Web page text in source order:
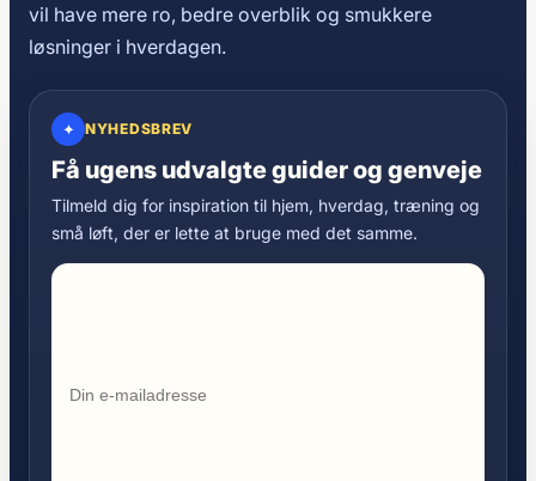
vil have mere ro, bedre overblik og smukkere
løsninger i hverdagen.
✦ NYHEDSBREV
Få ugens udvalgte guider og genveje
Tilmeld dig for inspiration til hjem, hverdag, træning og
små løft, der er lette at bruge med det samme.